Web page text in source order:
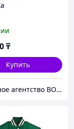
₸
Купить
Рекламное агентство ВОТ ТАК!